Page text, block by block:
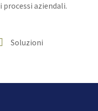
i processi aziendali.
Soluzioni